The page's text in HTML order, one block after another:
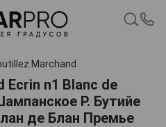
Marchand
Ecrin n1 Blanc de
Р. Бутийе
де Блан Премье